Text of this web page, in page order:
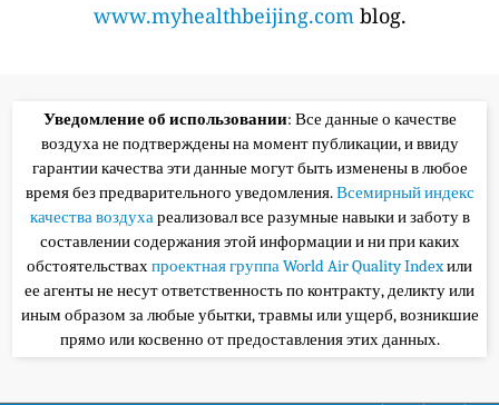
www.myhealthbeijing.comblog.
Уведомление об использовании: Все данные о качестве
воздуха не подтверждены на момент публикации, и ввиду
гарантии качества эти данные могут быть изменены в любое
время без предварительного уведомления.Всемирный индекс
качества воздухареализовал все разумные навыки и заботу в
составлении содержания этой информации и ни при каких
обстоятельствахпроектная группа World Air Quality Indexили
ее агенты не несут ответственность по контракту, деликту или
иным образом за любые убытки, травмы или ущерб, возникшие
прямо или косвенно от предоставления этих данных.